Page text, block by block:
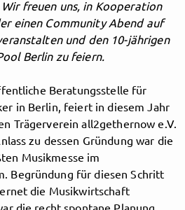
Guestbook Shop
freuen uns, in Kooperation
einen Community Abend auf
und den 10-jährigen
Berlin zu feiern.
Beratungsstelle für
in Berlin, feiert in diesem Jahr
Trägerverein all2gethernow e.V.
zu dessen Gründung war die
Musikmesse im
Begründung für diesen Schritt
die Musikwirtschaft
die recht spontane Planung
, and
exclusive posts.